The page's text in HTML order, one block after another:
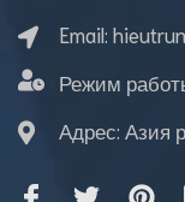
Email:
Режим
Адрес: Азия